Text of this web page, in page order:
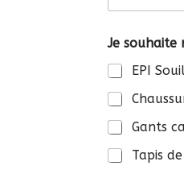
Je souhaite
EPI
Gants
Tapis